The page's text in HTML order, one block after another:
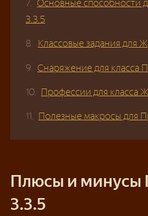
Основные способности
3.3.5
Классовые задания для
Снаряжение для класса
Профессии для класса
Полезные макросы для
Плюсы и минусы
3.3.5